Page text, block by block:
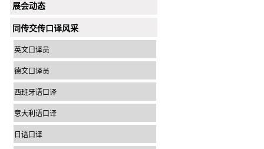
展会动态
同传交传口译风采
英文口译员
德文口译员
西班牙语口译
意大利语口译
日语口译